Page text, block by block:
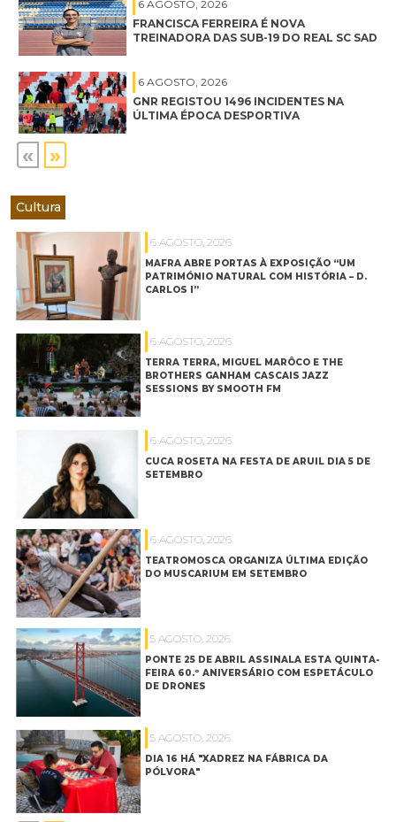
6 AGOSTO, 2026
FRANCISCA FERREIRA É NOVA
TREINADORA DAS SUB-19 DO REAL SC SAD
6 AGOSTO, 2026
GNR REGISTOU 1496 INCIDENTES NA
ÚLTIMA ÉPOCA DESPORTIVA
« »
Cultura
6 AGOSTO, 2026
MAFRA ABRE PORTAS À EXPOSIÇÃO “UM
PATRIMÓNIO NATURAL COM HISTÓRIA – D.
CARLOS I”
6 AGOSTO, 2026
TERRA TERRA, MIGUEL MARÔCO E THE
BROTHERS GANHAM CASCAIS JAZZ
SESSIONS BY SMOOTH FM
6 AGOSTO, 2026
CUCA ROSETA NA FESTA DE ARUIL DIA 5 DE
SETEMBRO
6 AGOSTO, 2026
TEATROMOSCA ORGANIZA ÚLTIMA EDIÇÃO
DO MUSCARIUM EM SETEMBRO
5 AGOSTO, 2026
PONTE 25 DE ABRIL ASSINALA ESTA QUINTA-
FEIRA 60.º ANIVERSÁRIO COM ESPETÁCULO
DE DRONES
5 AGOSTO, 2026
DIA 16 HÁ "XADREZ NA FÁBRICA DA
PÓLVORA"